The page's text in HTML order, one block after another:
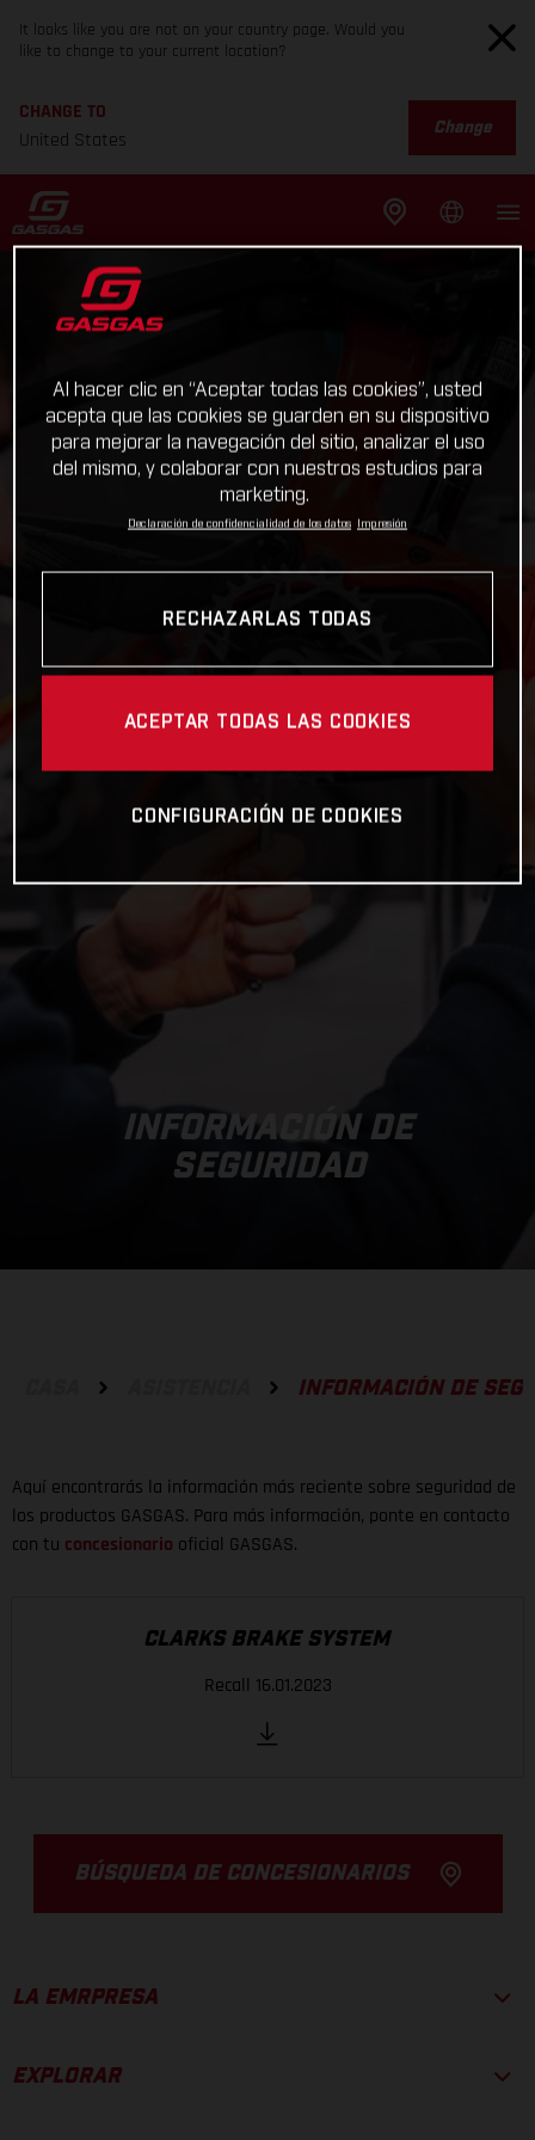
It looks like you are not on your country page. Would you
like to change to your current location?
CHANGE TO
United States
Change
INFORMACIÓN DE
SEGURIDAD
INFORMACIÓN DE
Aquí encontrarás la información más reciente sobre seguridad de
los productos GASGAS. Para más información, ponte en contacto
con tu concesionario oficial GASGAS.
CLARKS BRAKE SYSTEM
Recall 16.01.2023
BÚSQUEDA DE CONCESIONARIOS
LA EMRPRESA
EXPLORAR
Al hacer clic en “Aceptar todas las cookies”, usted
acepta que las cookies se guarden en su dispositivo
para mejorar la navegación del sitio, analizar el uso
del mismo, y colaborar con nuestros estudios para
marketing.
Declaración de confidencialidad de los datos Impresión
RECHAZARLAS TODAS
ACEPTAR TODAS LAS COOKIES
CONFIGURACIÓN DE COOKIES